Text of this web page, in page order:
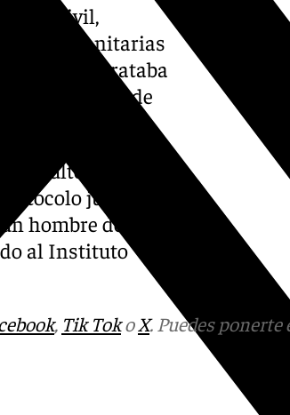
Civil,
Sanitarias
que se trataba
un barranco de
dificultoso debido
judicial
hombre de 65
al Instituto
, Tik TokoX. Puedes